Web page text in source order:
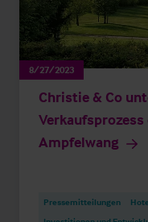
8/27/2023
Christie & Co
Ampfelwang
Pressemitteilungen